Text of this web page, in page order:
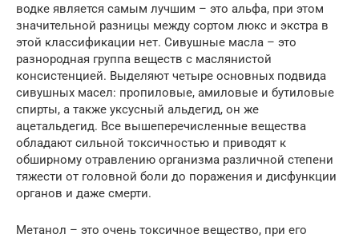
водке является самым лучшим – это альфа, при этом
значительной разницы между сортом люкс и экстра в
этой классификации нет. Сивушные масла – это
разнородная группа веществ с маслянистой
консистенцией. Выделяют четыре основных подвида
сивушных масел: пропиловые, амиловые и бутиловые
спирты, а также уксусный альдегид, он же
ацетальдегид. Все вышеперечисленные вещества
обладают сильной токсичностью и приводят к
обширному отравлению организма различной степени
тяжести от головной боли до поражения и дисфункции
органов и даже смерти.
Метанол – это очень токсичное вещество, при его